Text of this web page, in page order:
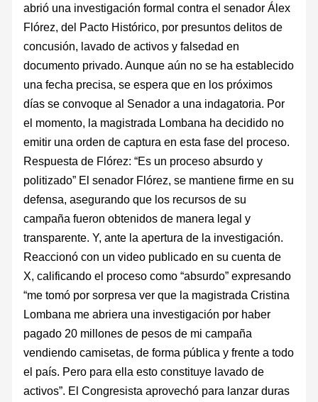
abrió una investigación formal contra el senador Álex
Flórez, del Pacto Histórico, por presuntos delitos de
concusión, lavado de activos y falsedad en
documento privado. Aunque aún no se ha establecido
una fecha precisa, se espera que en los próximos
días se convoque al Senador a una indagatoria. Por
el momento, la magistrada Lombana ha decidido no
emitir una orden de captura en esta fase del proceso.
Respuesta de Flórez: “Es un proceso absurdo y
politizado” El senador Flórez, se mantiene firme en su
defensa, asegurando que los recursos de su
campaña fueron obtenidos de manera legal y
transparente. Y, ante la apertura de la investigación.
Reaccionó con un video publicado en su cuenta de
X, calificando el proceso como “absurdo” expresando
“me tomó por sorpresa ver que la magistrada Cristina
Lombana me abriera una investigación por haber
pagado 20 millones de pesos de mi campaña
vendiendo camisetas, de forma pública y frente a todo
el país. Pero para ella esto constituye lavado de
activos”. El Congresista aprovechó para lanzar duras